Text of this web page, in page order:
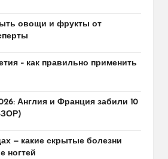
овощи и фрукты от
– как правильно применить
Англия и Франция забили 10
— какие скрытые болезни
ногтей